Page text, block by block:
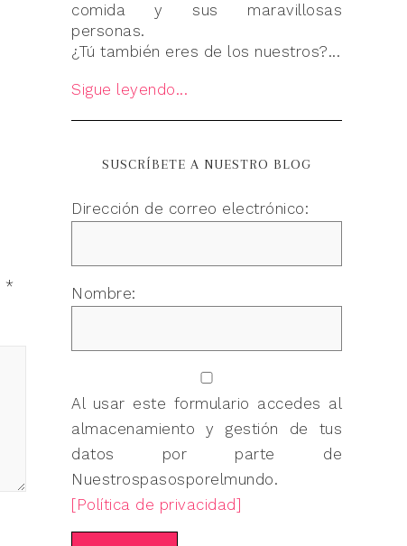
*
comida y sus maravillosas
personas.
¿Tú también eres de los nuestros?...
Sigue leyendo...
SUSCRÍBETE A NUESTRO BLOG
Dirección de correo electrónico:
Nombre:
Al usar este formulario accedes al
almacenamiento y gestión de tus
datos por parte de
Nuestrospasosporelmundo.
[Política de privacidad]